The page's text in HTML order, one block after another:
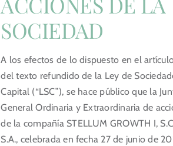
SOCIEDAD
A los efectos de lo dispuesto en el
del texto refundido de la Ley de
Capital (“LSC”), se hace público que la
General Ordinaria y Extraordinaria de
de la compañía STELLUM GROWTH I,
S.A., celebrada en fecha 27 de junio de